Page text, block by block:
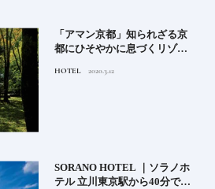
「アマン京都」知られざる京
都にひそやかに息づくリゾー
HOTEL 2020.3.12
SORANO HOTEL ｜ソラノホ
テル 立川東京駅から40分で行